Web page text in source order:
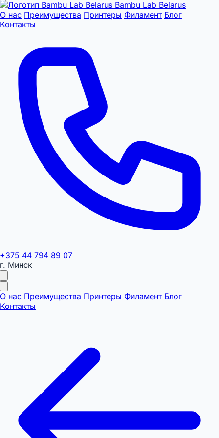
Bambu Lab Belarus
О нас Преимущества Принтеры Филамент Блог
Контакты
+375 44 794 89 07
г. Минск
О нас Преимущества Принтеры Филамент Блог
Контакты